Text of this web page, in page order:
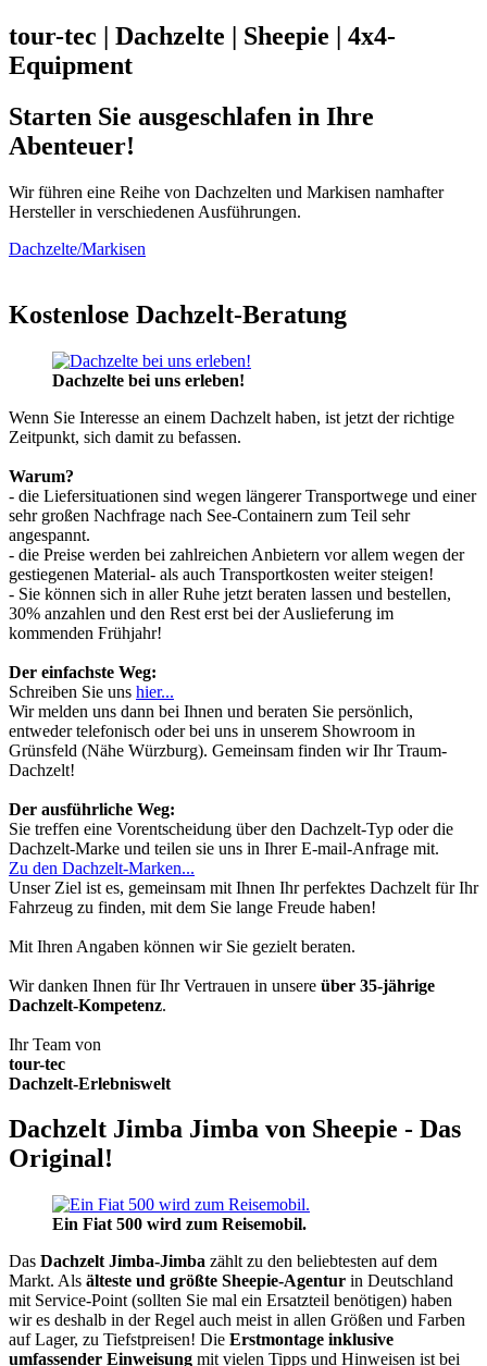
tour-tec | Dachzelte | Sheepie | 4x4-
Equipment
Starten Sie ausgeschlafen in Ihre
Abenteuer!
Wir führen eine Reihe von Dachzelten und Markisen namhafter
Hersteller in verschiedenen Ausführungen.
Dachzelte/Markisen
Kostenlose Dachzelt-Beratung
Dachzelte bei uns erleben!
Wenn Sie Interesse an einem Dachzelt haben, ist jetzt der richtige
Zeitpunkt, sich damit zu befassen.
Warum?
- die Liefersituationen sind wegen längerer Transportwege und einer
sehr großen Nachfrage nach See-Containern zum Teil sehr
angespannt.
- die Preise werden bei zahlreichen Anbietern vor allem wegen der
gestiegenen Material- als auch Transportkosten weiter steigen!
- Sie können sich in aller Ruhe jetzt beraten lassen und bestellen,
30% anzahlen und den Rest erst bei der Auslieferung im
kommenden Frühjahr!
Der einfachste Weg:
Schreiben Sie uns hier...
Wir melden uns dann bei Ihnen und beraten Sie persönlich,
entweder telefonisch oder bei uns in unserem Showroom in
Grünsfeld (Nähe Würzburg). Gemeinsam finden wir Ihr Traum-
Dachzelt!
Der ausführliche Weg:
Sie treffen eine Vorentscheidung über den Dachzelt-Typ oder die
Dachzelt-Marke und teilen sie uns in Ihrer E-mail-Anfrage mit.
Zu den Dachzelt-Marken...
Unser Ziel ist es, gemeinsam mit Ihnen Ihr perfektes Dachzelt für Ihr
Fahrzeug zu finden, mit dem Sie lange Freude haben!
Mit Ihren Angaben können wir Sie gezielt beraten.
Wir danken Ihnen für Ihr Vertrauen in unsere über 35-jährige
Dachzelt-Kompetenz.
Ihr Team von
tour-tec
Dachzelt-Erlebniswelt
Dachzelt Jimba Jimba von Sheepie - Das
Original!
Ein Fiat 500 wird zum Reisemobil.
Das Dachzelt Jimba-Jimba zählt zu den beliebtesten auf dem
Markt. Als älteste und größte Sheepie-Agentur in Deutschland
mit Service-Point (sollten Sie mal ein Ersatzteil benötigen) haben
wir es deshalb in der Regel auch meist in allen Größen und Farben
auf Lager, zu Tiefstpreisen! Die Erstmontage inklusive
umfassender Einweisung mit vielen Tipps und Hinweisen ist bei